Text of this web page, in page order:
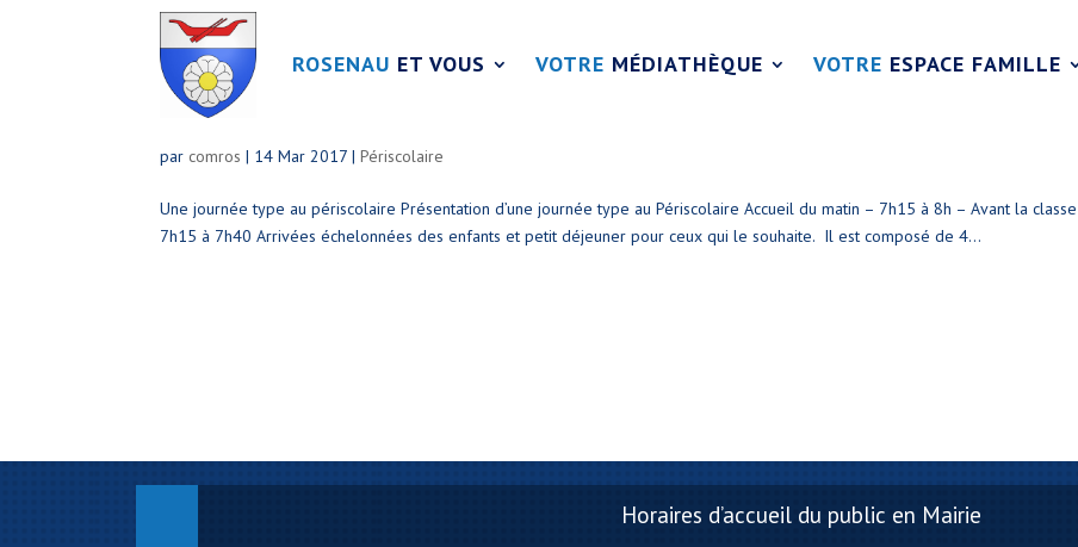
ROSENAU ET VOUS VOTRE MÉDIATHÈQUE VOTRE ESPACE FAMILLE
Une journée type au périscolaire
par comros | 14 Mar 2017 |Périscolaire
Une journée type au périscolaire Présentation d’une journée type au Périscolaire Accueil du matin – 7h15 à 8h – Avant la classe
7h15 à 7h40 Arrivées échelonnées des enfants et petit déjeuner pour ceux qui le souhaite. Il est composé de 4...
Horaires d’accueil du public en Mairie